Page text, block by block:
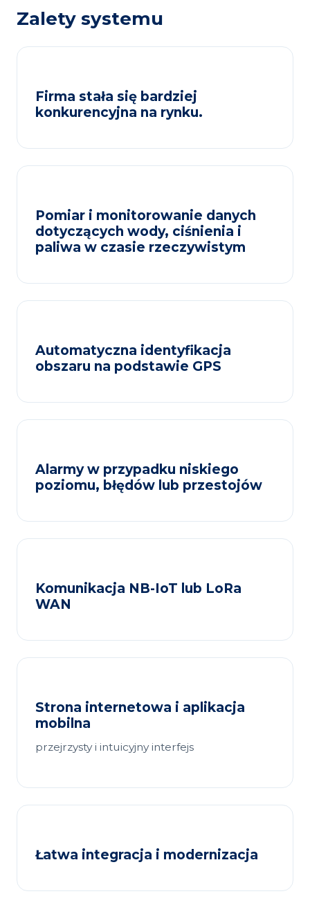
Zalety systemu
Firma stała się bardziej
konkurencyjna na rynku.
Pomiar i monitorowanie danych
dotyczących wody, ciśnienia i
paliwa w czasie rzeczywistym
Automatyczna identyfikacja
obszaru na podstawie GPS
Alarmy w przypadku niskiego
poziomu, błędów lub przestojów
Komunikacja NB-IoT lub LoRa
WAN
Strona internetowa i aplikacja
mobilna
przejrzysty i intuicyjny interfejs
Łatwa integracja i modernizacja